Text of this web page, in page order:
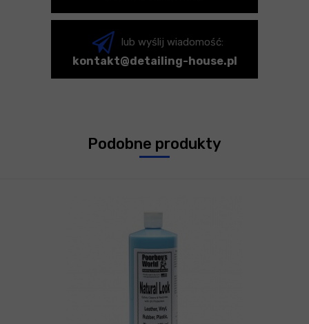
lub wyślij wiadomość:
kontakt@detailing-house.pl
Podobne produkty